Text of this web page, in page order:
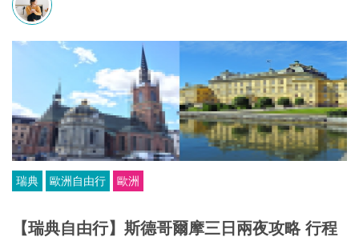
瑞典 歐洲自由行 歐洲
【瑞典自由行】斯德哥爾摩三日兩夜攻略 行程